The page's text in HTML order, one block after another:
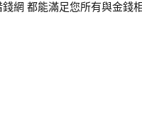
網 都能滿足您所有與金錢